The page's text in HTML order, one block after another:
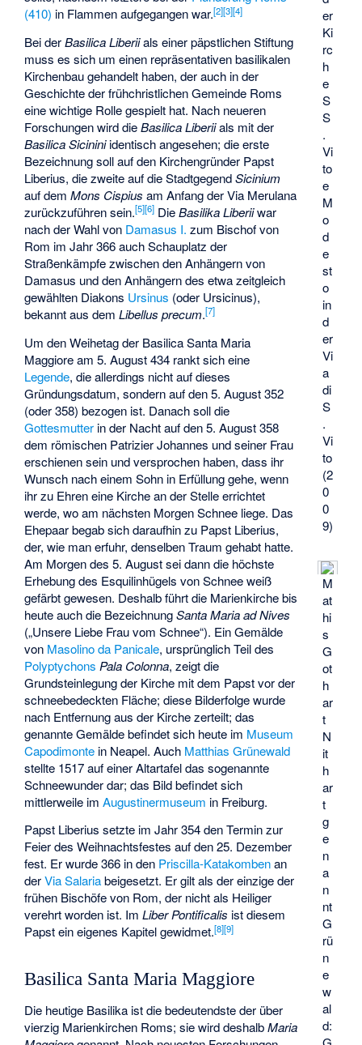
er
Ki
rc
h
e
S
S
.
Vi
to
e
M
o
d
e
st
o
in
d
er
Vi
a
di
S
.
Vi
to
(2
0
0
9)
M
at
hi
s
G
ot
h
ar
t
N
it
h
ar
t
g
e
n
a
n
nt
G
rü
n
e
w
al
d:
(410) in Flammen aufgegangen war.[2][3][4]
Bei derBasilica Liberiials einer päpstlichen Stiftung
muss es sich um einen repräsentativen basilikalen
Kirchenbau gehandelt haben, der auch in der
Geschichte der frühchristlichen Gemeinde Roms
eine wichtige Rolle gespielt hat. Nach neueren
Forschungen wird dieBasilica Liberiials mit der
Basilica Sicininiidentisch angesehen; die erste
Bezeichnung soll auf den Kirchengründer Papst
Liberius, die zweite auf die StadtgegendSicinium
auf demMons Cispius am Anfang der Via Merulana
zurückzuführen sein.[5][6] DieBasilika Liberiiwar
nach der Wahl von Damasus I. zum Bischof von
Rom im Jahr 366 auch Schauplatz der
Straßenkämpfe zwischen den Anhängern von
Damasus und den Anhängern des etwa zeitgleich
gewählten Diakons Ursinus (oder Ursicinus),
bekannt aus demLibellus precum.[7]
Um den Weihetag der Basilica Santa Maria
Maggiore am 5. August 434 rankt sich eine
Legende, die allerdings nicht auf dieses
Gründungsdatum, sondern auf den 5. August 352
(oder 358) bezogen ist. Danach soll die
Gottesmutter in der Nacht auf den 5. August 358
dem römischen Patrizier Johannes und seiner Frau
erschienen sein und versprochen haben, dass ihr
Wunsch nach einem Sohn in Erfüllung gehe, wenn
ihr zu Ehren eine Kirche an der Stelle errichtet
werde, wo am nächsten Morgen Schnee liege. Das
Ehepaar begab sich daraufhin zu Papst Liberius,
der, wie man erfuhr, denselben Traum gehabt hatte.
Am Morgen des 5. August sei dann die höchste
Erhebung des Esquilinhügels von Schnee weiß
gefärbt gewesen. Deshalb führt die Marienkirche bis
heute auch die BezeichnungSanta Maria ad Nives
(„Unsere Liebe Frau vom Schnee“). Ein Gemälde
von Masolino da Panicale, ursprünglich Teil des
Polyptychons Pala Colonna, zeigt die
Grundsteinlegung der Kirche mit dem Papst vor der
schneebedeckten Fläche; diese Bilderfolge wurde
nach Entfernung aus der Kirche zerteilt; das
genannte Gemälde befindet sich heute im Museum
Capodimonte in Neapel. Auch Matthias Grünewald
stellte 1517 auf einer Altartafel das sogenannte
Schneewunder dar; das Bild befindet sich
mittlerweile imAugustinermuseum in Freiburg.
Papst Liberius setzte im Jahr 354 den Termin zur
Feier des Weihnachtsfestes auf den 25. Dezember
fest. Er wurde 366 in den Priscilla-Katakombenan
derVia Salariabeigesetzt. Er gilt als der einzige der
frühen Bischöfe von Rom, der nicht als Heiliger
verehrt worden ist. ImLiber Pontificalis ist diesem
Papst ein eigenes Kapitel gewidmet.[8][9]
Basilica Santa Maria Maggiore
Die heutige Basilika ist die bedeutendste der über
vierzig Marienkirchen Roms; sie wird deshalbMaria